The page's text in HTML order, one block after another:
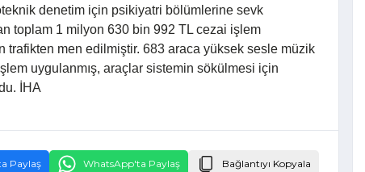
denetim için psikiyatri bölümlerine sevk
toplam 1 milyon 630 bin 992 TL cezai işlem
trafikten men edilmiştir. 683 araca yüksek sesle müzik
uygulanmış, araçlar sistemin sökülmesi için
İHA
Paylaş WhatsApp'ta Paylaş Bağlantıyı Kopyala